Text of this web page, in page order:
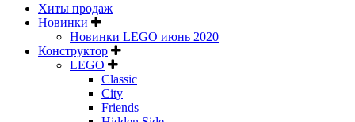
Хиты продаж
Новинки
Новинки LEGO июнь 2020
Конструктор
LEGO
Classic
City
Friends